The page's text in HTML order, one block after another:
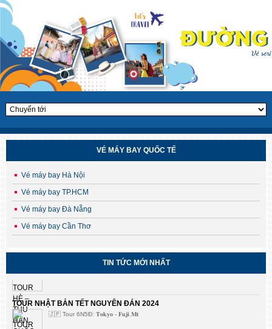
VÉ MÁY BAY QUỐC TẾ
Vé máy bay Hà Nội
Vé máy bay TP.HCM
Vé máy bay Đà Nẵng
Vé máy bay Cần Thơ
TIN TỨC MỚI NHẤT
CHÙM TOUR HÈ – THU HÀN QUỐC 2025
Săn lá vàng, chạm cỏ hồng – Ưu đãi sớm
TOUR NHẬT BẢN TẾT NGUYÊN ĐÁN 2024
🇯🇵 Tour 6N5Đ: 𝐓𝐨𝐤𝐲𝐨 - 𝐅𝐮𝐣𝐢.𝐌𝐭